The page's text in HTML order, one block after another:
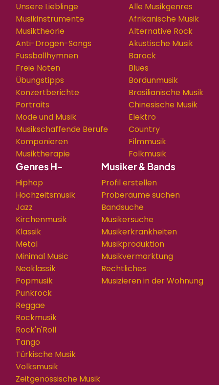
Unsere Lieblinge
Musikinstrumente
Musiktheorie
Anti-Drogen-Songs
Fussballhymnen
Freie Noten
Übungstipps
Konzertberichte
Portraits
Mode und Musik
Musikschaffende Berufe
Komponieren
Musiktherapie
Alle Musikgenres
Afrikanische Musik
Alternative Rock
Akustische Musik
Barock
Blues
Bordunmusik
Brasilianische Musik
Chinesische Musik
Elektro
Country
Filmmusik
Folkmusik
Genres H-
Hiphop
Hochzeitsmusik
Jazz
Kirchenmusik
Klassik
Metal
Minimal Music
Neoklassik
Popmusik
Punkrock
Reggae
Rockmusik
Rock'n'Roll
Tango
Türkische Musik
Volksmusik
Zeitgenössische Musik
Musiker & Bands
Profil erstellen
Proberäume suchen
Bandsuche
Musikersuche
Musikerkrankheiten
Musikproduktion
Musikvermarktung
Rechtliches
Musizieren in der Wohnung